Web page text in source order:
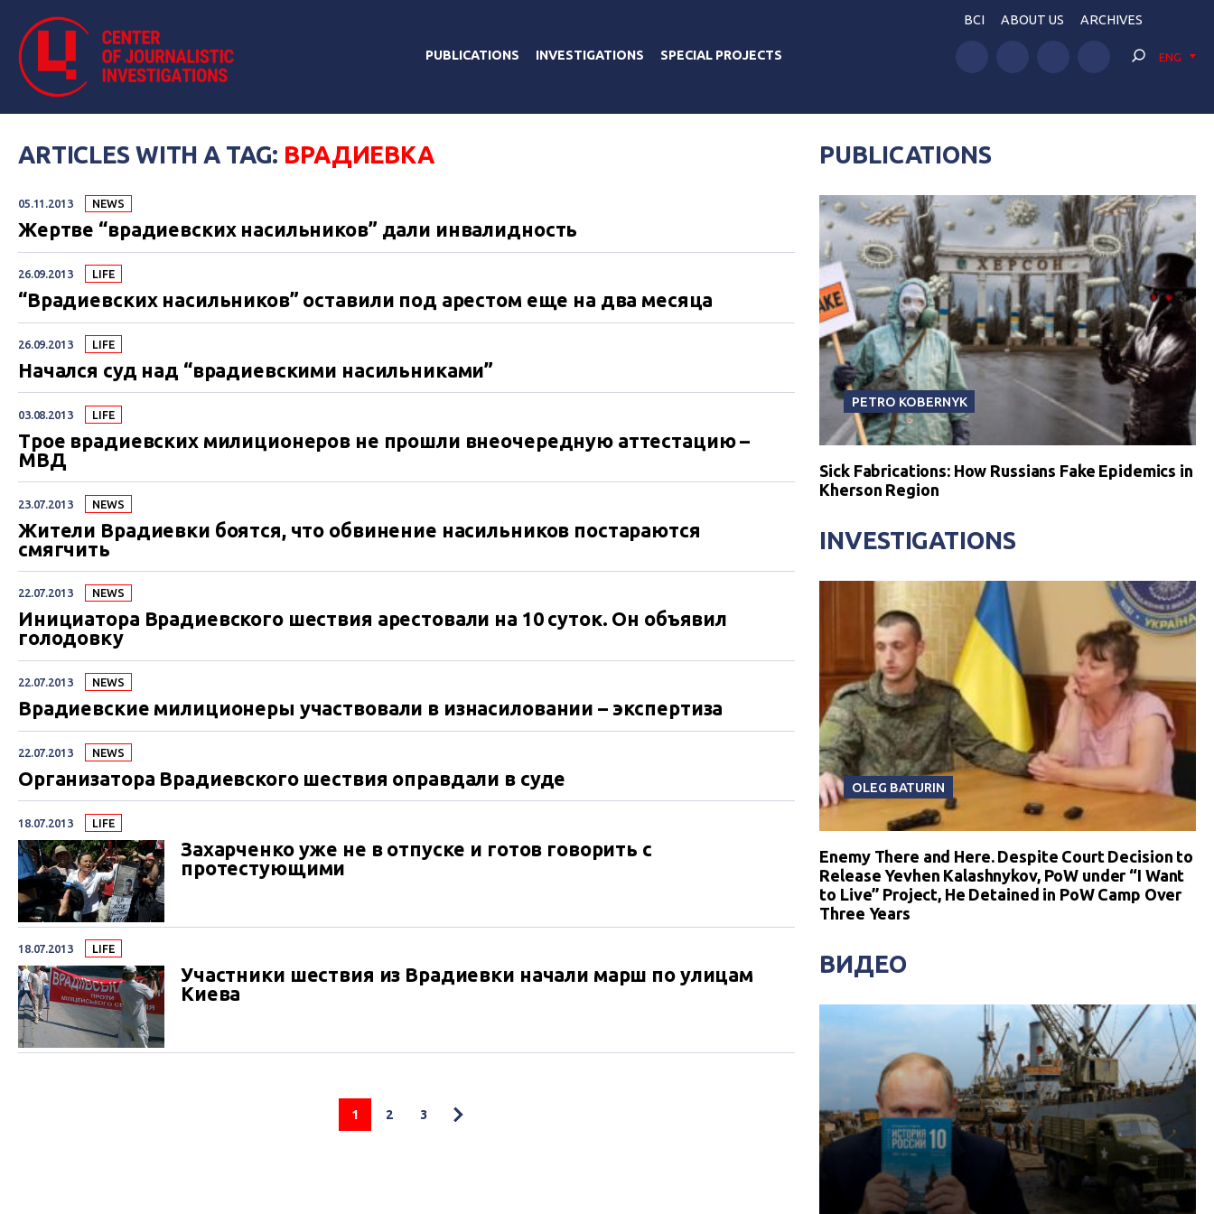
PUBLICATIONS INVESTIGATIONS SPECIAL PROJECTS
BCI ABOUT US ARCHIVES
ENG
ARTICLES WITH A TAG: ВРАДИЕВКА
05.11.2013 NEWS
Жертве “врадиевских насильников” дали инвалидность
26.09.2013 LIFE
“Врадиевских насильников” оставили под арестом еще на два месяца
26.09.2013 LIFE
Начался суд над “врадиевскими насильниками”
03.08.2013 LIFE
Трое врадиевских милиционеров не прошли внеочередную аттестацию –
МВД
23.07.2013 NEWS
Жители Врадиевки боятся, что обвинение насильников постараются
смягчить
22.07.2013 NEWS
Инициатора Врадиевского шествия арестовали на 10 суток. Он объявил
голодовку
22.07.2013 NEWS
Врадиевские милиционеры участвовали в изнасиловании – экспертиза
22.07.2013 NEWS
Организатора Врадиевского шествия оправдали в суде
18.07.2013 LIFE
Захарченко уже не в отпуске и готов говорить с
протестующими
18.07.2013 LIFE
Участники шествия из Врадиевки начали марш по улицам
Киева
1 2 3
PUBLICATIONS
PETRO KOBERNYK
Sick Fabrications: How Russians Fake Epidemics in
Kherson Region
INVESTIGATIONS
OLEG BATURIN
Enemy There and Here. Despite Court Decision to
Release Yevhen Kalashnykov, PoW under “I Want
to Live” Project, He Detained in PoW Camp Over
Three Years
ВИДЕО